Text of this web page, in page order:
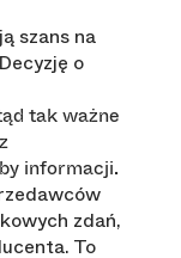
szans na
o
tak ważne
informacji.
zdań,
To